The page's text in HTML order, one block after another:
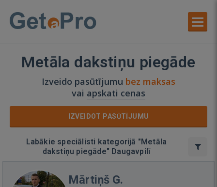
Metāla dakstiņu piegāde
Izveido pasūtījumu bez maksas
vai apskati cenas
IZVEIDOT PASŪTĪJUMU
Labākie speciālisti kategorijā "Metāla
dakstiņu piegāde" Daugavpilī
Mārtiņš G.